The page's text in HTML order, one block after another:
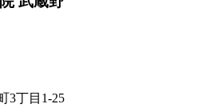
3丁目1-25